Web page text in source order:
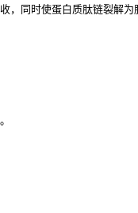
，同时使蛋白质肽链裂解为